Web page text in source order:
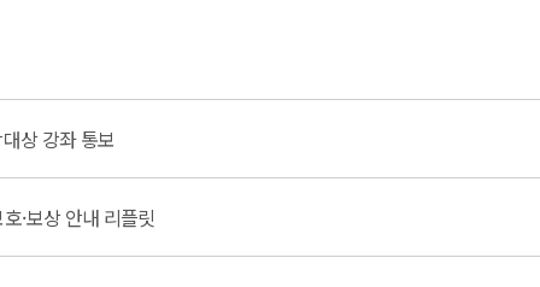
상 강좌 통보
·보상 안내 리플릿